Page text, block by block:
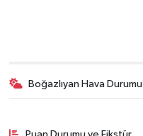
Boğazlıyan Hava Durumu
Puan Durumu ve Fikstür